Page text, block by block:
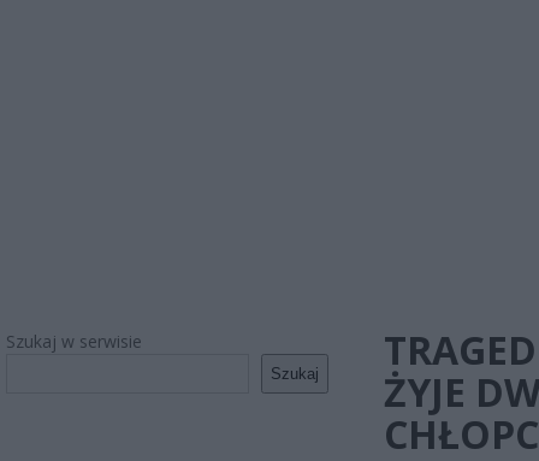
Szukaj w serwisie
Szukaj
ŻYJE